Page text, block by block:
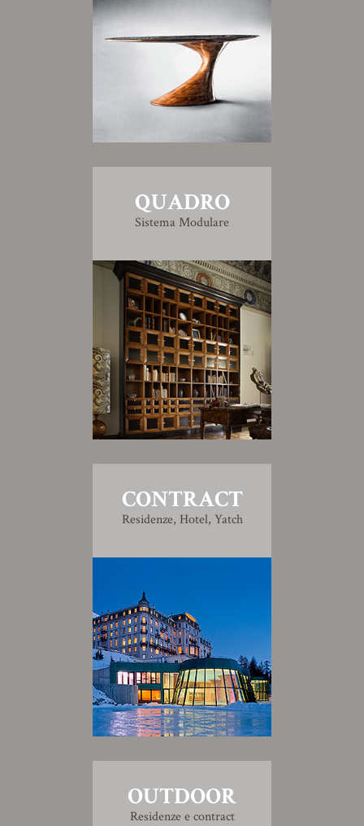
QUADRO
Sistema Modulare
CONTRACT
Residenze, Hotel, Yatch
OUTDOOR
Residenze e contract